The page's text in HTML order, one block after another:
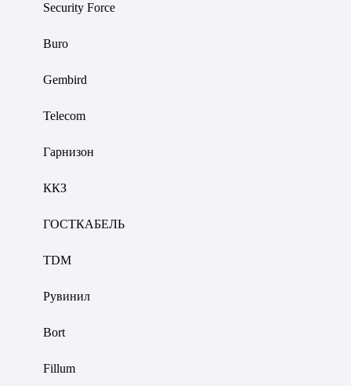
Security Force
Buro
Gembird
Telecom
Гарнизон
ККЗ
ГОСТКАБЕЛЬ
TDM
Рувинил
Bort
Fillum